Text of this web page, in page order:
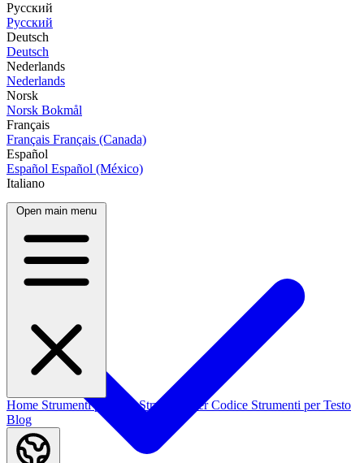
Русский
Русский
Deutsch
Deutsch
Nederlands
Nederlands
Norsk
Norsk Bokmål
Français
Français Français (Canada)
Español
Español Español (México)
Italiano
Open main menu
Home Strumenti per DatiStrumenti per Codice Strumenti per Testo
Blog